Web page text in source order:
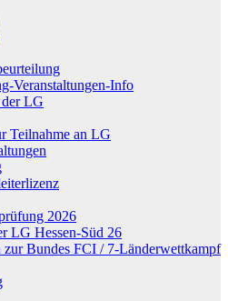
Veranstaltungen-Info
der LG
Teilnahme an LG
2026
LG Hessen-Süd 26
Bundes FCI / 7-Länderwettkampf